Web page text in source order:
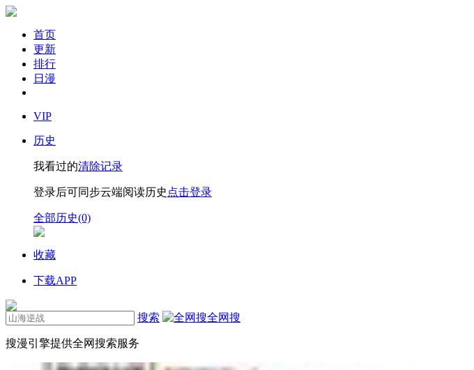
首页
更新
排行
日漫
VIP
历史
我看过的清除记录
登录后可同步云端阅读历史 点击登录
全部历史(0)
收藏
下载APP
搜索 全网搜
搜漫引擎提供全网搜索服务